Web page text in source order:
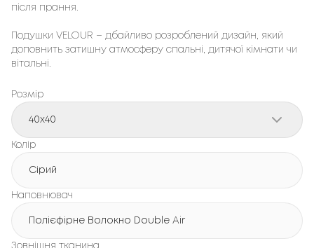
після прання.
Подушки VELOUR – дбайливо розроблений дизайн, який
доповнить затишну атмосферу спальні, дитячої кімнати чи
вітальні.
Розмір
40x40
Колір
Сірий
Наповнювач
Полієфірне Волокно Double Air
Зовнішня тканина